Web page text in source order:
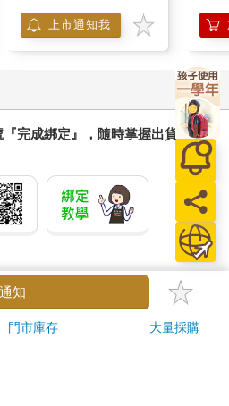
泉街為主軸的台北「康青龍」街區
十家以賺生活而不只是賺錢的工作
立咖啡店和二手書店的數量微乎極
，光是在康青龍這一帶直線走路不
多家的獨立咖啡店與近十家的二手
歎出聲，於是我們就開始展開我們
只計劃二小時的漫步，卻因為不斷
長至三個多小時，晚餐時有些曾經
，光是當天下午所體驗的台北已經
林夜市、西門町大不相同，有位女
中學擔任校長的先生來從事這種有
茶房集合後，先散步十來分到殷海
學時讀過殷先生的文章，殷海光在
上市通知我
完成綁定』，隨時掌握出貨動
作ATM! 如接獲電話要求您前往
，以免受騙上當！
知
門市庫存 大量採購